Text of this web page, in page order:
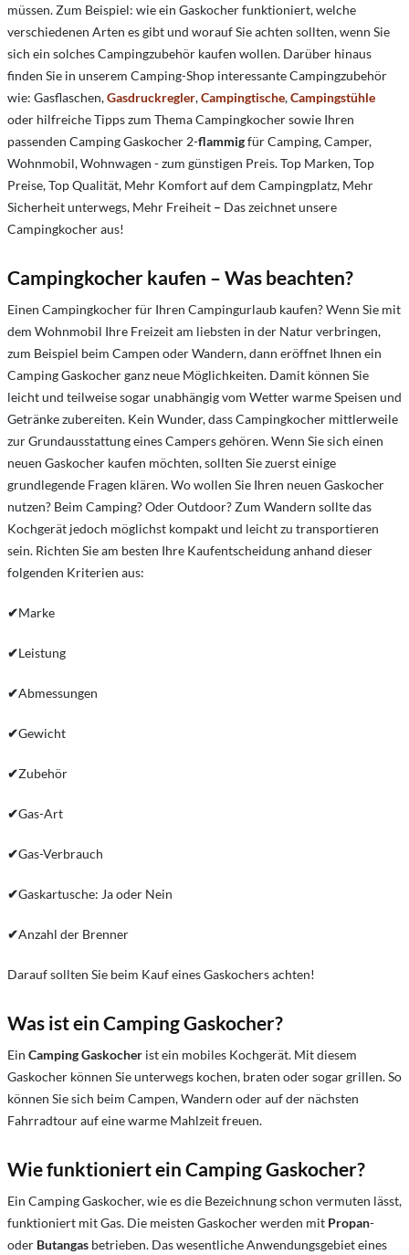
müssen. Zum Beispiel: wie ein Gaskocher funktioniert, welche
verschiedenen Arten es gibt und worauf Sie achten sollten, wenn Sie
sich ein solches Campingzubehör kaufen wollen. Darüber hinaus
finden Sie in unserem Camping-Shop interessante Campingzubehör
wie: Gasflaschen,Gasdruckregler,Campingtische,Campingstühle
oder hilfreiche Tipps zum Thema Campingkocher sowie Ihren
passenden Camping Gaskocher 2-flammigfür Camping, Camper,
Wohnmobil, Wohnwagen - zum günstigen Preis. Top Marken, Top
Preise, Top Qualität, Mehr Komfort auf dem Campingplatz, Mehr
Sicherheit unterwegs, Mehr Freiheit – Das zeichnet unsere
Campingkocher aus!
Campingkocher kaufen – Was beachten?
Einen Campingkocher für Ihren Campingurlaub kaufen? Wenn Sie mit
dem Wohnmobil Ihre Freizeit am liebsten in der Natur verbringen,
zum Beispiel beim Campen oder Wandern, dann eröffnet Ihnen ein
Camping Gaskocher ganz neue Möglichkeiten. Damit können Sie
leicht und teilweise sogar unabhängig vom Wetter warme Speisen und
Getränke zubereiten. Kein Wunder, dass Campingkocher mittlerweile
zur Grundausstattung eines Campers gehören. Wenn Sie sich einen
neuen Gaskocher kaufen möchten, sollten Sie zuerst einige
grundlegende Fragen klären. Wo wollen Sie Ihren neuen Gaskocher
nutzen? Beim Camping? Oder Outdoor? Zum Wandern sollte das
Kochgerät jedoch möglichst kompakt und leicht zu transportieren
sein. Richten Sie am besten Ihre Kaufentscheidung anhand dieser
folgenden Kriterien aus:
✔Marke
✔Leistung
✔Abmessungen
✔Gewicht
✔Zubehör
✔Gas-Art
✔Gas-Verbrauch
✔Gaskartusche: Ja oder Nein
✔Anzahl der Brenner
Darauf sollten Sie beim Kauf eines Gaskochers achten!
Was ist ein Camping Gaskocher?
Ein Camping Gaskocher ist ein mobiles Kochgerät. Mit diesem
Gaskocher können Sie unterwegs kochen, braten oder sogar grillen. So
können Sie sich beim Campen, Wandern oder auf der nächsten
Fahrradtour auf eine warme Mahlzeit freuen.
Wie funktioniert ein Camping Gaskocher?
Ein Camping Gaskocher, wie es die Bezeichnung schon vermuten lässt,
funktioniert mit Gas. Die meisten Gaskocher werden mit Propan-
oder Butangas betrieben. Das wesentliche Anwendungsgebiet eines